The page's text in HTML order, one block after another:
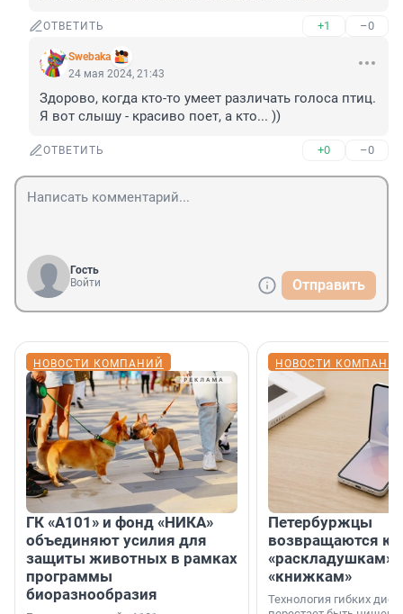
ОТВЕТИТЬ +1 –0
Swebaka
24 мая 2024, 21:43
Здорово, когда кто-то умеет различать голоса птиц.
Я вот слышу - красиво поет, а кто... ))
ОТВЕТИТЬ +0 –0
Гость
Войти
Отправить
НОВОСТИ КОМПАНИЙ
ГК «А101» и фонд «НИКА»
объединяют усилия для
защиты животных в рамках
программы
биоразнообразия
НОВОСТИ
Петербуржцы
возвращаются к
«раскладушкам»
«книжкам»
Технология гибких